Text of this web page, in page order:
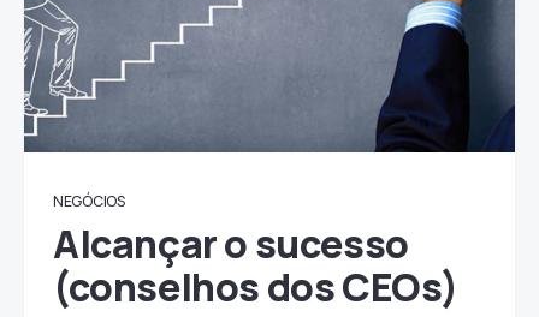
NEGÓCIOS
Alcançar o sucesso
(conselhos dos CEOs)